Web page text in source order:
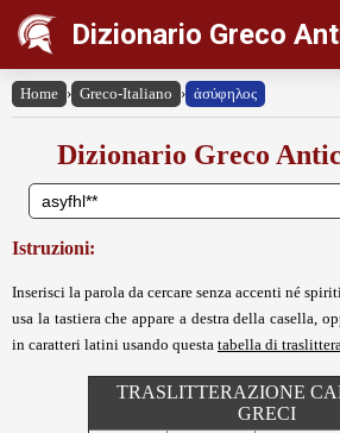
Dizionario Greco
Home › Greco-Italiano › ἀσύφηλος
Dizionario Greco
Istruzioni:
Inserisci la parola da cercare senza accenti né
usa la tastiera che appare a destra della casella,
in caratteri latini usando questa tabella di
TRASLITTERAZIONE
GRECI